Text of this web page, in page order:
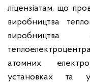
ліцензіатам, що
виробництва
атомних
установках та